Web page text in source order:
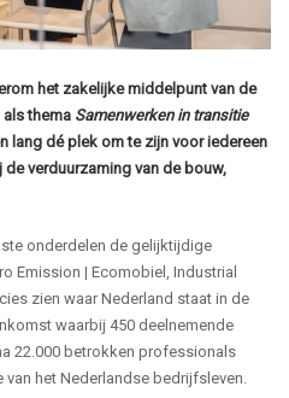
het zakelijke middelpunt van de
thema Samenwerken in transitie
lang dé plek om te zijn voor iedereen
verduurzaming van de bouw,
onderdelen de gelijktijdige
Emission | Ecomobiel, Industrial
zien waar Nederland staat in de
waarbij 450 deelnemende
22.000 betrokken professionals
het Nederlandse bedrijfsleven.